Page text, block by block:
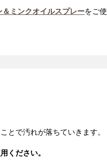
ミンクオイルスプレーをご使
とで汚れが落ちていきます。
ください。